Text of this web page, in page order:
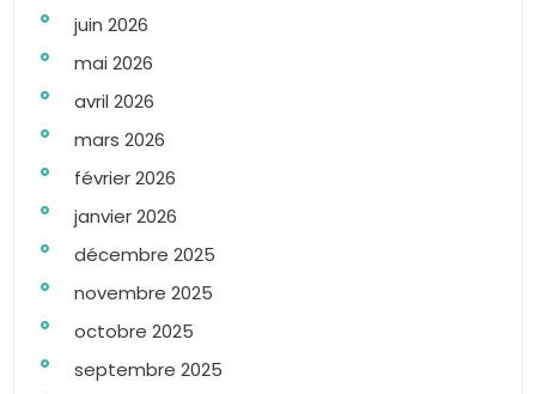
juin 2026
mai 2026
avril 2026
mars 2026
février 2026
janvier 2026
décembre 2025
novembre 2025
octobre 2025
septembre 2025